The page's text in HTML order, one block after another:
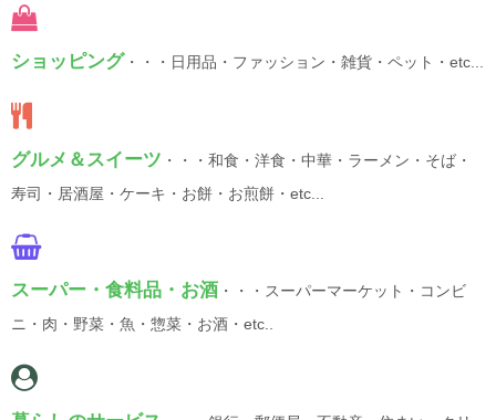
ショッピング ・・・日用品・ファッション・雑貨・ペット・etc...
グルメ＆スイーツ ・・・和食・洋食・中華・ラーメン・そば・
寿司・居酒屋・ケーキ・お餅・お煎餅・etc...
スーパー・食料品・お酒 ・・・スーパーマーケット・コンビ
ニ・肉・野菜・魚・惣菜・お酒・etc..